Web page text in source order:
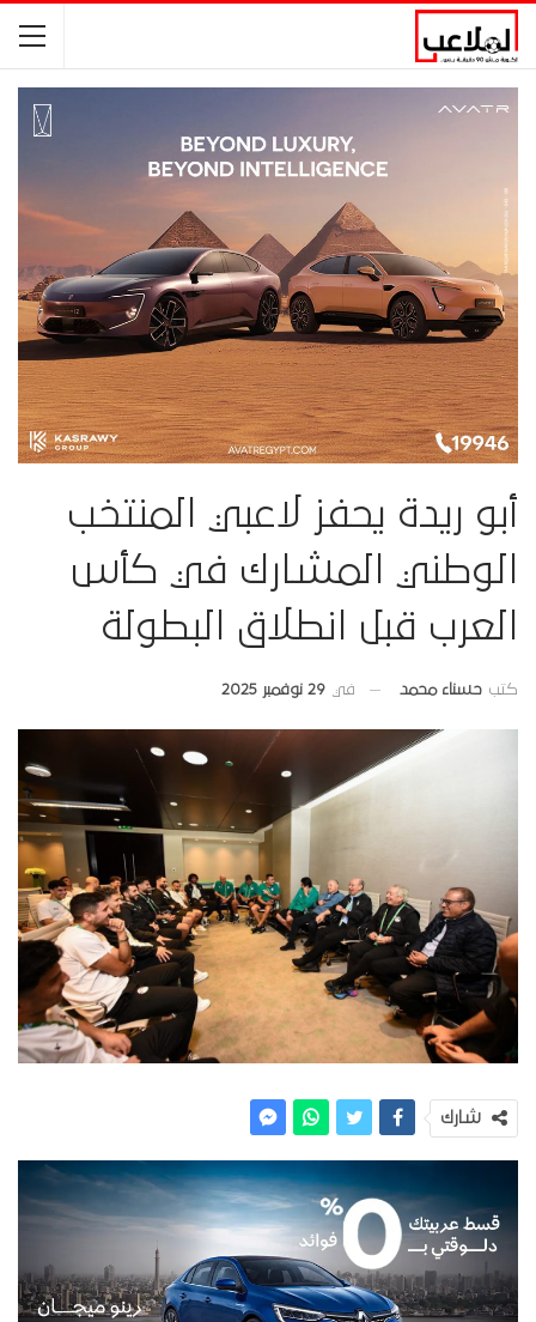
أبو ريدة يحفز لاعبي المنتخب
الوطني المشارك في كأس
العرب قبل انطلاق البطولة
كتب حسناء محمد في 29 نوفمبر 2025
شارك